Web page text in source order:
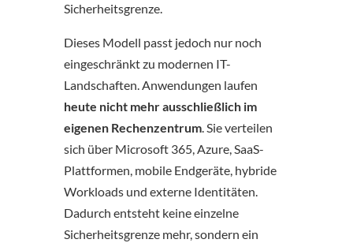
Sicherheitsgrenze.
Dieses Modell passt jedoch nur noch
eingeschränkt zu modernen IT-
Landschaften. Anwendungen laufen
heute nicht mehr ausschließlich im
eigenen Rechenzentrum. Sie verteilen
sich über Microsoft 365, Azure, SaaS-
Plattformen, mobile Endgeräte, hybride
Workloads und externe Identitäten.
Dadurch entsteht keine einzelne
Sicherheitsgrenze mehr, sondern ein